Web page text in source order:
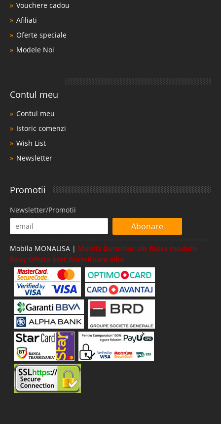
Vouchere cadou
Afiliati
Oferte speciale
Modele Noi
Contul meu
Contul meu
Istoric comenzi
Wish List
Newsletter
Promotii
Newsletter/Promotii
Abonare
Mobila MONALISA | Mobila Dormitor alb fildes modern
Roxy Oferta pret dormitoare albe